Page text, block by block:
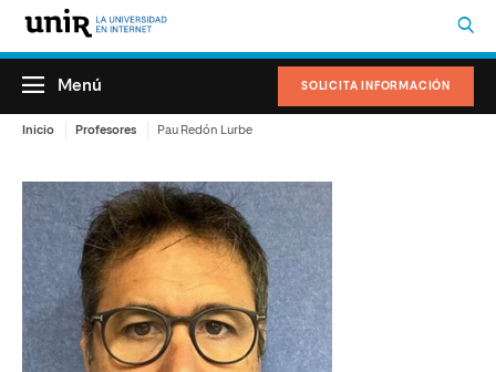
SOLICITA INFORMACIÓN
Menú
Inicio Profesores Pau Redón Lurbe